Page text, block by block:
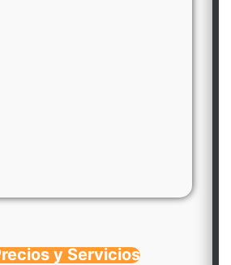
y Servicios